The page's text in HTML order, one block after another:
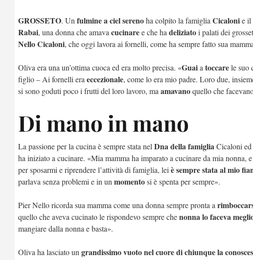
GROSSETO. Un fulmine a ciel serenoha colpito la famiglia Cicalonie il
Rabai, una donna che amava cucinaree che ha deliziatoi palati dei
Nello Cicaloni, che oggi lavora ai fornelli, come ha sempre fatto sua
Oliva era una un’ottima cuoca ed era molto precisa. «Guaia toccarele suo
figlio – Ai fornelli era eccezionale, come lo era mio padre. Loro due,
si sono goduti poco i frutti del loro lavoro, ma amavanoquello che
Di mano in mano
La passione per la cucina è sempre stata nel Dna della famigliaCicaloni
ha iniziato a cucinare. «Mia mamma ha imparato a cucinare da mia nonna,
per sposarmi e riprendere l’attività di famiglia, lei è sempre stata al mio
parlava senza problemi e in un momentosi è spenta per sempre».
Pier Nello ricorda sua mamma come una donna sempre pronta a
quello che aveva cucinato le rispondevo sempre chenonna lo faceva
mangiare dalla nonna e basta».
Oliva ha lasciato un grandissimo vuoto nel cuore di chiunque la